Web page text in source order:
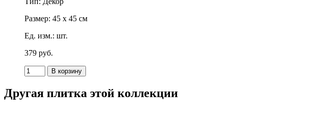
Размер: 45 x 45 см
Ед. изм.: шт.
379 pуб.
Другая плитка этой коллекции